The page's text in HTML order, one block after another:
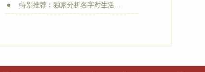
特别推荐：独家分析名字对生活...